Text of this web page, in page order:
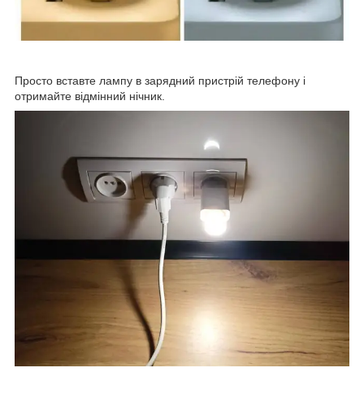
Просто вставте лампу в зарядний пристрій телефону і
отримайте відмінний нічник.